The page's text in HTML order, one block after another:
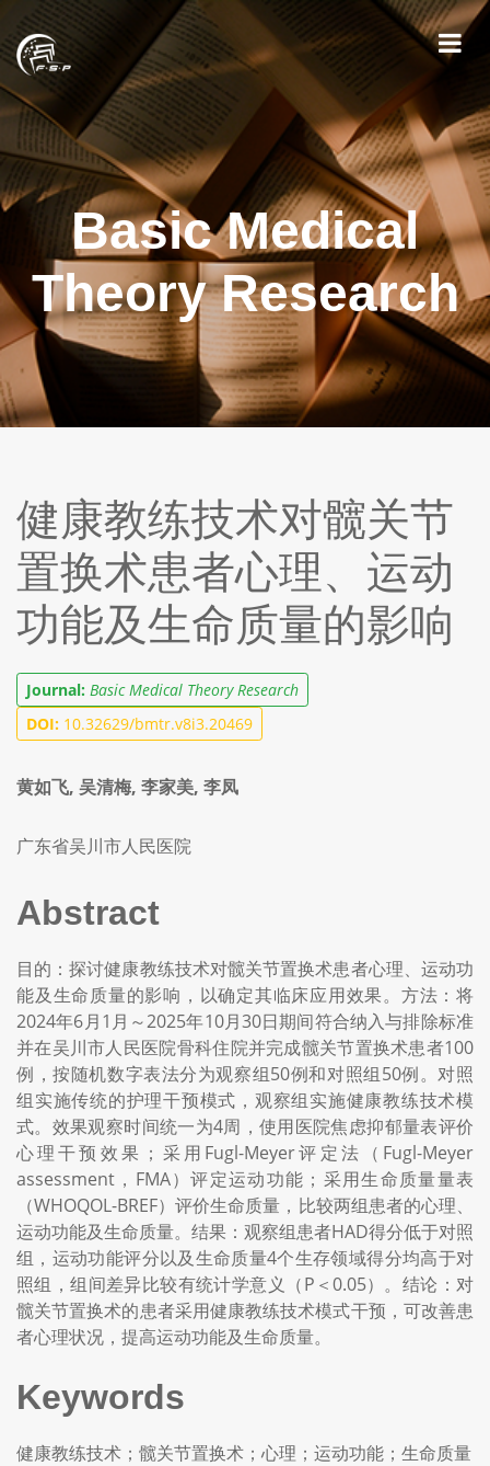
Basic Medical
Theory Research
健康教练技术对髋关节
置换术患者心理、运动
功能及生命质量的影响
Journal: Basic Medical Theory Research
DOI: 10.32629/bmtr.v8i3.20469
黄如飞, 吴清梅, 李家美, 李凤
广东省吴川市人民医院
Abstract
目的：探讨健康教练技术对髋关节置换术患者心理、运动功
能及生命质量的影响，以确定其临床应用效果。方法：将
2024年6月1月～2025年10月30日期间符合纳入与排除标准
并在吴川市人民医院骨科住院并完成髋关节置换术患者100
例，按随机数字表法分为观察组50例和对照组50例。对照
组实施传统的护理干预模式，观察组实施健康教练技术模
式。效果观察时间统一为4周，使用医院焦虑抑郁量表评价
心理干预效果；采用Fugl-Meyer评定法（Fugl-Meyer
assessment，FMA）评定运动功能；采用生命质量量表
（WHOQOL-BREF）评价生命质量，比较两组患者的心理、
运动功能及生命质量。结果：观察组患者HAD得分低于对照
组，运动功能评分以及生命质量4个生存领域得分均高于对
照组，组间差异比较有统计学意义（P＜0.05）。结论：对
髋关节置换术的患者采用健康教练技术模式干预，可改善患
者心理状况，提高运动功能及生命质量。
Keywords
健康教练技术；髋关节置换术；心理；运动功能；生命质量